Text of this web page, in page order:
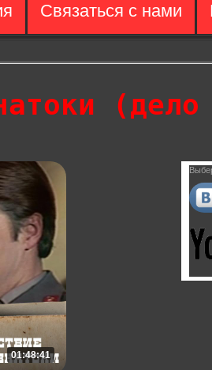
Связаться с нами
(дело
01:48:41